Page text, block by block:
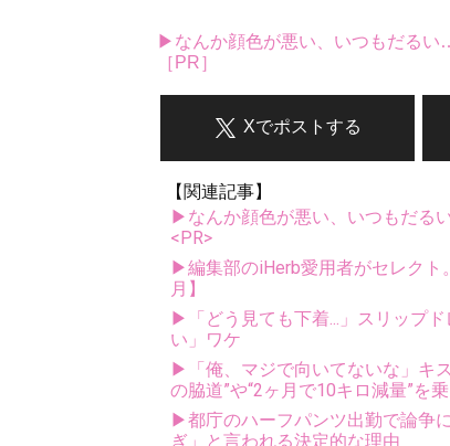
▶なんか顔色が悪い、いつもだるい
［PR］
Xでポストする
【関連記事】
▶なんか顔色が悪い、いつもだる
<PR>
▶編集部のiHerb愛用者がセレクト
月】
▶「どう見ても下着...」スリップ
い」ワケ
▶「俺、マジで向いてないな」キ
の脇道”や“2ヶ月で10キロ減量”を
▶都庁のハーフパンツ出勤で論争
ぎ」と言われる決定的な理由